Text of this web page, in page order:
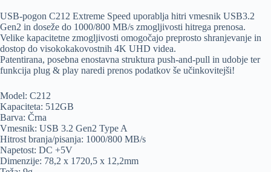
USB-pogon C212 Extreme Speed ​​uporablja hitri vmesnik USB3.2
Gen2 in doseže do 1000/800 MB/s zmogljivosti hitrega prenosa.
Velike kapacitetne zmogljivosti omogočajo preprosto shranjevanje in
dostop do visokokakovostnih 4K UHD videa.
Patentirana, posebna enostavna struktura push-and-pull in udobje ter
funkcija plug & play naredi prenos podatkov še učinkovitejši!
Model: C212
Kapaciteta: 512GB
Barva: Črna
Vmesnik: USB 3.2 Gen2 Type A
Hitrost branja/pisanja: 1000/800 MB/s
Napetost: DC +5V
Dimenzije: 78,2 x 1720,5 x 12,2mm